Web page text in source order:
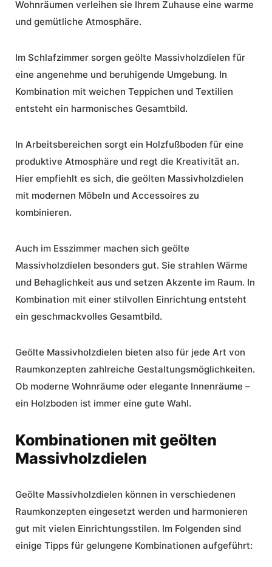
Wohnräumen verleihen sie Ihrem Zuhause eine warme
und gemütliche Atmosphäre.
Im Schlafzimmer sorgen geölte Massivholzdielen für
eine angenehme und beruhigende Umgebung. In
Kombination mit weichen Teppichen und Textilien
entsteht ein harmonisches Gesamtbild.
In Arbeitsbereichen sorgt ein Holzfußboden für eine
produktive Atmosphäre und regt die Kreativität an.
Hier empfiehlt es sich, die geölten Massivholzdielen
mit modernen Möbeln und Accessoires zu
kombinieren.
Auch im Esszimmer machen sich geölte
Massivholzdielen besonders gut. Sie strahlen Wärme
und Behaglichkeit aus und setzen Akzente im Raum. In
Kombination mit einer stilvollen Einrichtung entsteht
ein geschmackvolles Gesamtbild.
Geölte Massivholzdielen bieten also für jede Art von
Raumkonzepten zahlreiche Gestaltungsmöglichkeiten.
Ob moderne Wohnräume oder elegante Innenräume –
ein Holzboden ist immer eine gute Wahl.
Kombinationen mit geölten
Massivholzdielen
Geölte Massivholzdielen können in verschiedenen
Raumkonzepten eingesetzt werden und harmonieren
gut mit vielen Einrichtungsstilen. Im Folgenden sind
einige Tipps für gelungene Kombinationen aufgeführt: